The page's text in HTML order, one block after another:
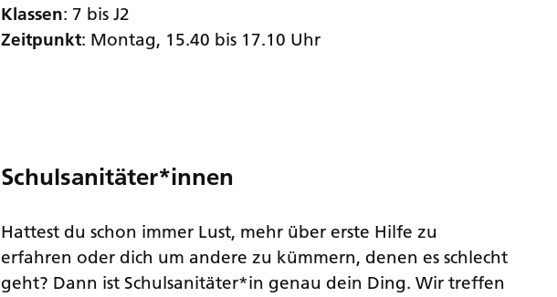
Klassen: 7 bis J2
Zeitpunkt: Montag, 15.40 bis 17.10 Uhr
Schulsanitäter*innen
Hattest du schon immer Lust, mehr über erste Hilfe zu
erfahren oder dich um andere zu kümmern, denen es schlecht
geht? Dann ist Schulsanitäter*in genau dein Ding. Wir treffen